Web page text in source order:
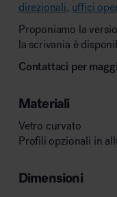
direzionali, uffici
Proponiamo la
la scrivania è
Contattaci per
Materiali
Vetro curvato
Profili opzionali in
Dimensioni